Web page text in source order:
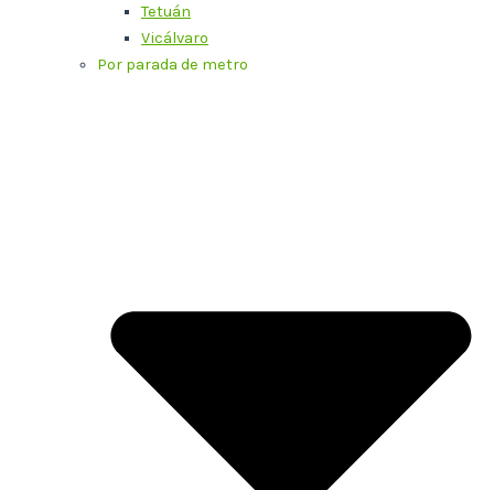
Tetuán
Vicálvaro
Por parada de metro